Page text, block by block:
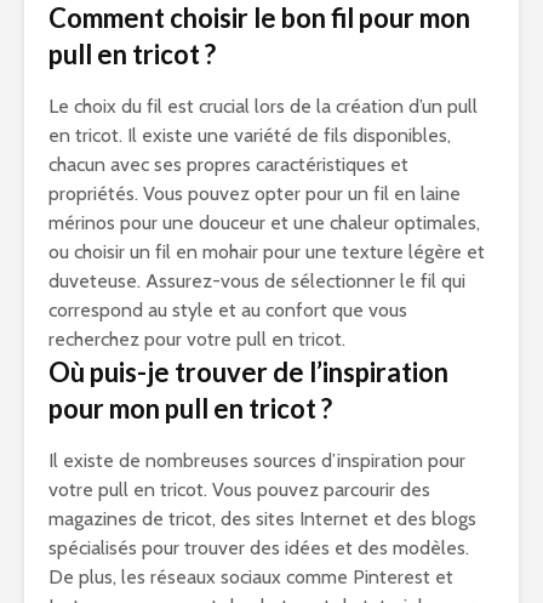
Comment choisir le bon fil pour mon
pull en tricot ?
Le choix du fil est crucial lors de la création d’un pull
en tricot. Il existe une variété de fils disponibles,
chacun avec ses propres caractéristiques et
propriétés. Vous pouvez opter pour un fil en laine
mérinos pour une douceur et une chaleur optimales,
ou choisir un fil en mohair pour une texture légère et
duveteuse. Assurez-vous de sélectionner le fil qui
correspond au style et au confort que vous
recherchez pour votre pull en tricot.
Où puis-je trouver de l’inspiration
pour mon pull en tricot ?
Il existe de nombreuses sources d’inspiration pour
votre pull en tricot. Vous pouvez parcourir des
magazines de tricot, des sites Internet et des blogs
spécialisés pour trouver des idées et des modèles.
De plus, les réseaux sociaux comme Pinterest et